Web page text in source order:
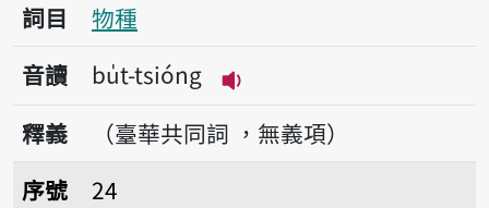
詞目
物種
音讀
bu̍t-tsióng
播放音讀bu̍t-tsióng
釋義
（臺華共同詞 ，無義項）
序號24物質
序號
24